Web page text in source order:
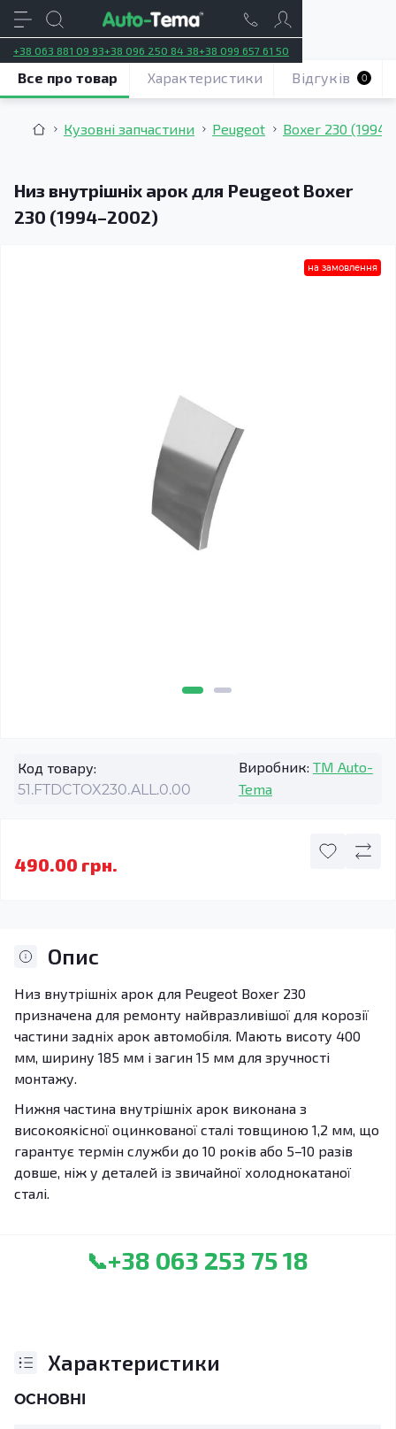
+38 063 881 09 93+38 096 250 84 38+38 099 657 61 50
Кузовні запчастини Peugeot Boxer 230
Низ внутрішніх арок для Peugeot Boxer
230 (1994–2002)
Все про товар Характеристики Відгуків 0
на замовлення
Код товару:
51.FTDCTOX230.ALL.0.00
Виробник: TM Auto-
Tema
490.00 грн.
Опис
Низ внутрішніх арок для Peugeot Boxer 230
призначена для ремонту найвразливішої для корозії
частини задніх арок автомобіля. Мають висоту 400
мм, ширину 185 мм і загин 15 мм для зручності
монтажу.
Нижня частина внутрішніх арок виконана з
високоякісної оцинкованої сталі товщиною 1,2 мм, що
гарантує термін служби до 10 років або 5–10 разів
довше, ніж у деталей із звичайної холоднокатаної
сталі.
📞+38 063 253 75 18
Характеристики
ОСНОВНІ